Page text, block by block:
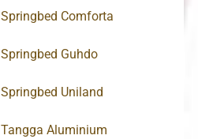
Springbed Comforta
Springbed Guhdo
Springbed Uniland
Tangga Aluminium